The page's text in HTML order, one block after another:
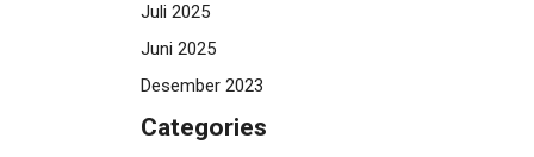
Juli 2025
Juni 2025
Desember 2023
Categories